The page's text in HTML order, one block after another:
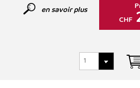
en savoir plus
CHF